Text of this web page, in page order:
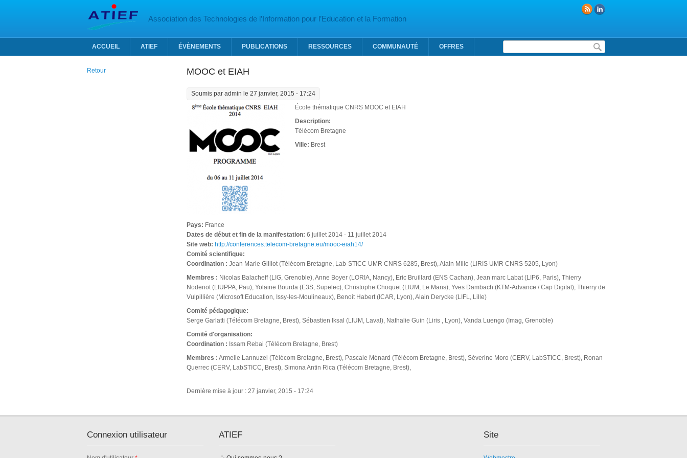
Association des Technologies de l’Information pour l’Education et la Formation
Formulaire de recherche
ACCUEIL ATIEF ÉVÈNEMENTS PUBLICATIONS RESSOURCES COMMUNAUTÉ OFFRES
MOOC et EIAH
Soumis par admin le 27 janvier, 2015 - 17:24
École thématique CNRS MOOC et EIAH
Description:
Télécom Bretagne
Ville: Brest
Pays: France
Dates de début et fin de la manifestation: 6 juillet 2014- 11 juillet 2014
Site web: http://conferences.telecom-bretagne.eu/mooc-eiah14/
Comité scientifique:
Coordination : Jean Marie Gilliot (Télécom Bretagne, Lab-STICC UMR CNRS 6285, Brest), Alain Mille (LIRIS UMR CNRS 5205, Lyon)
Membres : Nicolas Balacheff (LIG, Grenoble), Anne Boyer (LORIA, Nancy), Eric Bruillard (ENS Cachan), Jean marc Labat (LIP6, Paris), Thierry
Nodenot (LIUPPA, Pau), Yolaine Bourda (E3S, Supelec), Christophe Choquet (LIUM, Le Mans), Yves Dambach (KTM-Advance / Cap Digital), Thierry de
Vulpillière (Microsoft Education, Issy-les-Moulineaux), Benoit Habert (ICAR, Lyon), Alain Derycke (LIFL, Lille)
Comité pédagogique:
Serge Garlatti (Télécom Bretagne, Brest), Sébastien Iksal (LIUM, Laval), Nathalie Guin (Liris , Lyon), Vanda Luengo (Imag, Grenoble)
Comité d'organisation:
Coordination : Issam Rebai (Télécom Bretagne, Brest)
Membres : Armelle Lannuzel (Télécom Bretagne, Brest), Pascale Ménard (Télécom Bretagne, Brest), Séverine Moro (CERV, LabSTICC, Brest), Ronan
Querrec (CERV, LabSTICC, Brest), Simona Antin Rica (Télécom Bretagne, Brest),
Dernière mise à jour : 27 janvier, 2015 - 17:24
Retour
Connexion utilisateur ATIEF Site